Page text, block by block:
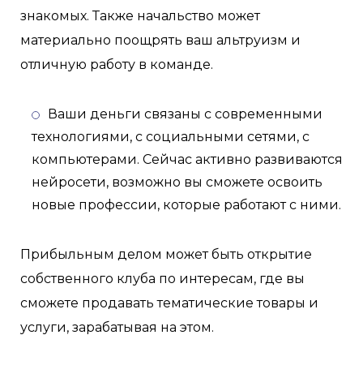
знакомых. Также начальство может
материально поощрять ваш альтруизм и
отличную работу в команде.
Ваши деньги связаны с современными
технологиями, с социальными сетями, с
компьютерами. Сейчас активно развиваются
нейросети, возможно вы сможете освоить
новые профессии, которые работают с ними.
Прибыльным делом может быть открытие
собственного клуба по интересам, где вы
сможете продавать тематические товары и
услуги, зарабатывая на этом.